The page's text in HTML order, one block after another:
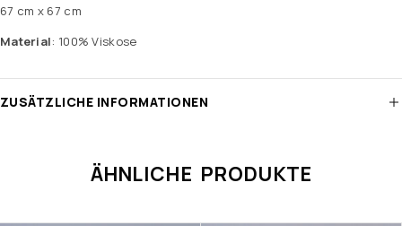
67 cm x 67 cm
Material: 100% Viskose
ZUSÄTZLICHE INFORMATIONEN
ÄHNLICHE PRODUKTE